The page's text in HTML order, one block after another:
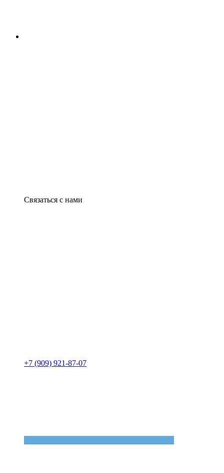
Связаться с нами
+7 (909) 921-87-07